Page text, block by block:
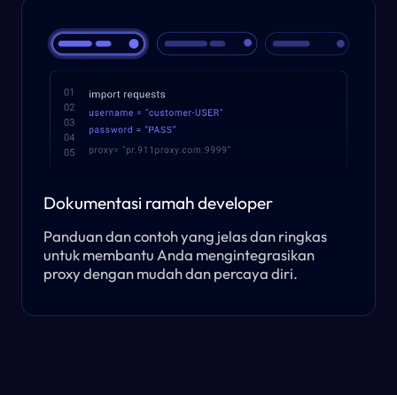
Dokumentasi ramah developer
Panduan dan contoh yang jelas dan ringkas
untuk membantu Anda mengintegrasikan
proxy dengan mudah dan percaya diri.